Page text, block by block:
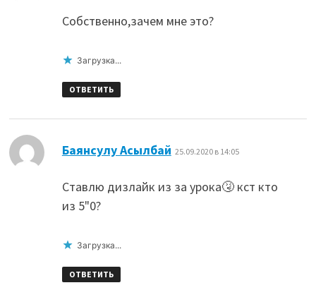
Собственно,зачем мне это?
Загрузка...
ОТВЕТИТЬ
Баянсулу Асылбай 25.09.2020 в 14:05
Ставлю дизлайк из за урока🤧 кст кто
из 5"0?
Загрузка...
ОТВЕТИТЬ